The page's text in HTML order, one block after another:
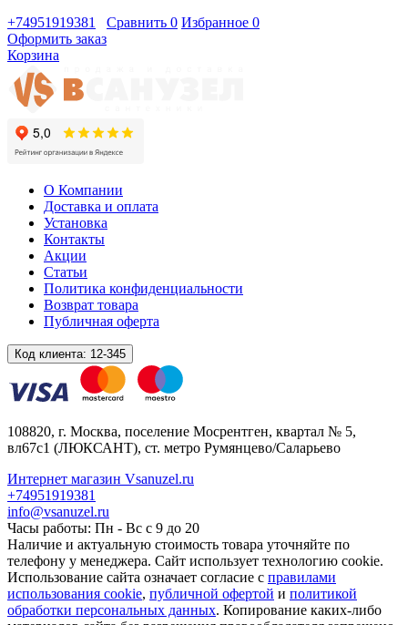
+74951919381
Сравнить 0 Избранное 0
Оформить заказ
Корзина
О Компании
Доставка и оплата
Установка
Контакты
Акции
Статьи
Политика конфиденциальности
Возврат товара
Публичная оферта
Код клиента: 12-345
108820, г. Москва, поселение Мосрентген, квартал № 5,
вл67с1 (ЛЮКСАНТ), ст. метро Румянцево/Саларьево
Интернет магазин Vsanuzel.ru
+74951919381
info@vsanuzel.ru
Часы работы: Пн - Вс с 9 до 20
Наличие и актуальную стоимость товара уточняйте по
телефону у менеджера. Сайт использует технологию cookie.
Использование сайта означает согласие с правилами
использования cookie, публичной офертой и политикой
обработки персональных данных. Копирование каких-либо